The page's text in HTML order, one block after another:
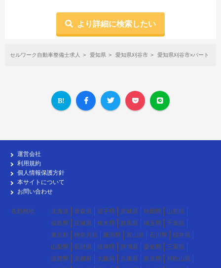
より詳細に検索したい
セルワーク自動車整備士求人 愛知県 愛知県刈谷市 愛知県刈谷市×パート・
運営会社
利用規約
個人情報保護方針
本サイトについて
お問い合わせ
各勤務地 北海道 青森県 岩手県 宮城県 秋田県
山形県
福島県
茨城県 栃木県 群馬県 埼玉県
千葉県
東京都
神奈川県 新潟県 富山県 石川県
福井県
山梨県
長野県 岐阜県 静岡県 愛知県
三重県
滋賀県
京都府 大阪府 兵庫県 奈良県
和歌山県